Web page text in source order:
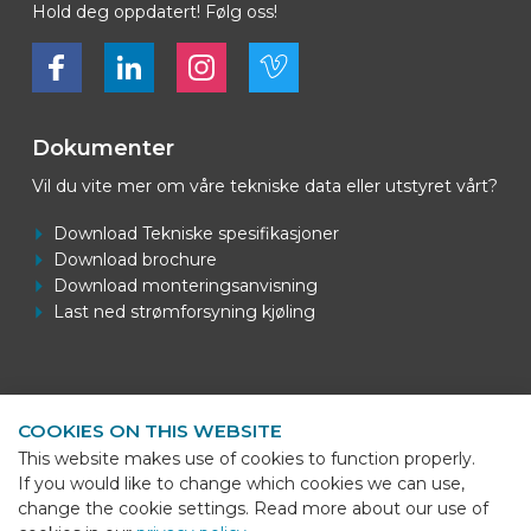
Hold deg oppdatert! Følg oss!
Bekijk ons op FacebookBekijk ons op LinkedInBekijk ons op LinkedInBekijk ons op Vimeo
Dokumenter
Vil du vite mer om våre tekniske data eller utstyret vårt?
Download Tekniske spesifikasjoner
Download brochure
Download monteringsanvisning
Last ned strømforsyning kjøling
BEKS Systems
Meerheide 58
5521 DZ Eersel
COOKIES ON THIS WEBSITE
This website makes use of cookies to function properly.
If you would like to change which cookies we can use,
change the cookie settings. Read more about our use of